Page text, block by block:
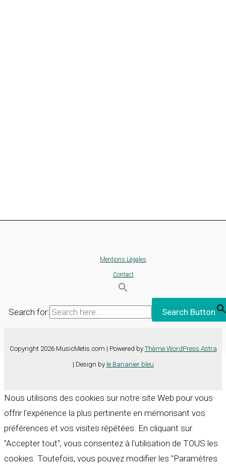
Mentions Légales
Contact
Search for: Search Button
Copyright 2026 MusicMetis.com | Powered by Thème WordPress Astra
| Design by le Bananier bleu
Nous utilisons des cookies sur notre site Web pour vous
offrir l'expérience la plus pertinente en mémorisant vos
préférences et vos visites répétées. En cliquant sur
"Accepter tout", vous consentez à l'utilisation de TOUS les
cookies. Toutefois, vous pouvez modifier les "Paramètres